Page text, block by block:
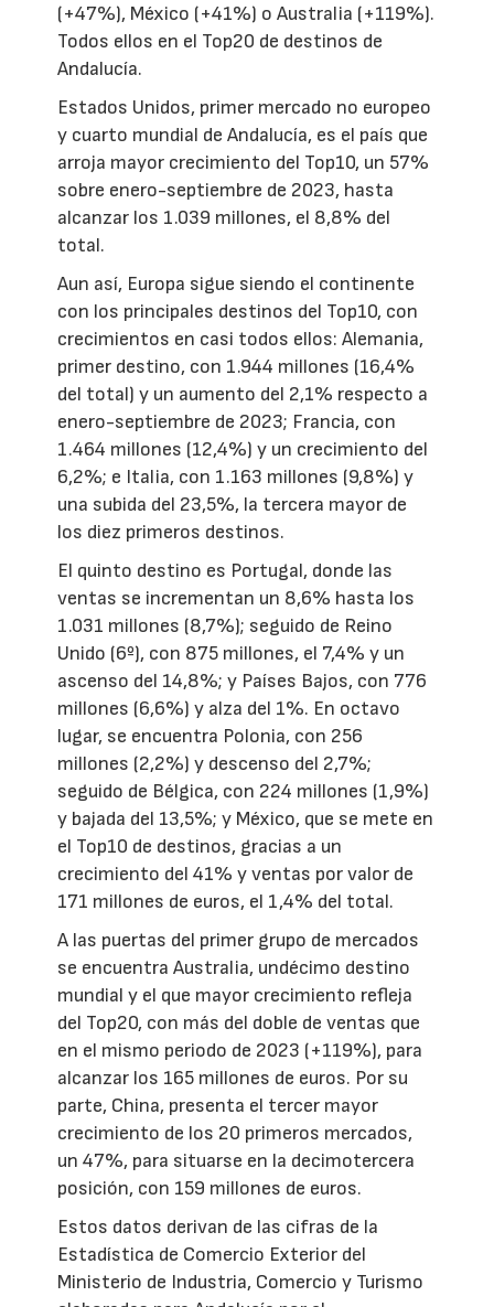
(+47%), México (+41%) o Australia (+119%).
Todos ellos en el Top20 de destinos de
Andalucía.
Estados Unidos, primer mercado no europeo
y cuarto mundial de Andalucía, es el país que
arroja mayor crecimiento del Top10, un 57%
sobre enero-septiembre de 2023, hasta
alcanzar los 1.039 millones, el 8,8% del
total.
Aun así, Europa sigue siendo el continente
con los principales destinos del Top10, con
crecimientos en casi todos ellos: Alemania,
primer destino, con 1.944 millones (16,4%
del total) y un aumento del 2,1% respecto a
enero-septiembre de 2023; Francia, con
1.464 millones (12,4%) y un crecimiento del
6,2%; e Italia, con 1.163 millones (9,8%) y
una subida del 23,5%, la tercera mayor de
los diez primeros destinos.
El quinto destino es Portugal, donde las
ventas se incrementan un 8,6% hasta los
1.031 millones (8,7%); seguido de Reino
Unido (6º), con 875 millones, el 7,4% y un
ascenso del 14,8%; y Países Bajos, con 776
millones (6,6%) y alza del 1%. En octavo
lugar, se encuentra Polonia, con 256
millones (2,2%) y descenso del 2,7%;
seguido de Bélgica, con 224 millones (1,9%)
y bajada del 13,5%; y México, que se mete en
el Top10 de destinos, gracias a un
crecimiento del 41% y ventas por valor de
171 millones de euros, el 1,4% del total.
A las puertas del primer grupo de mercados
se encuentra Australia, undécimo destino
mundial y el que mayor crecimiento refleja
del Top20, con más del doble de ventas que
en el mismo periodo de 2023 (+119%), para
alcanzar los 165 millones de euros. Por su
parte, China, presenta el tercer mayor
crecimiento de los 20 primeros mercados,
un 47%, para situarse en la decimotercera
posición, con 159 millones de euros.
Estos datos derivan de las cifras de la
Estadística de Comercio Exterior del
Ministerio de Industria, Comercio y Turismo